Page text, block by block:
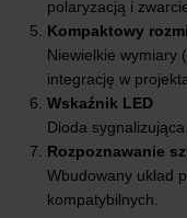
polaryzacją i
Kompaktowy
Niewielkie wymiary
integrację w
Wskaźnik LED
Dioda sygnalizująca
Rozpoznawanie
Wbudowany układ
kompatybilnych.